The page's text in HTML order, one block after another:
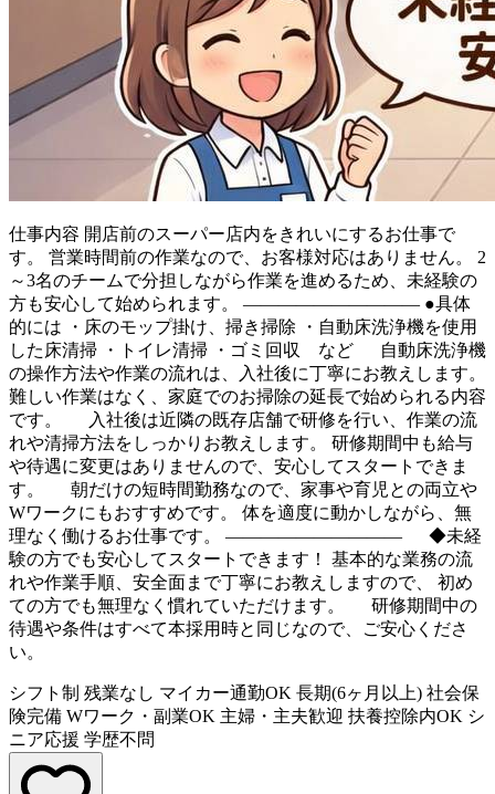
仕事内容 開店前のスーパー店内をきれいにするお仕事で
す。 営業時間前の作業なので、お客様対応はありません。 2
～3名のチームで分担しながら作業を進めるため、未経験の
方も安心して始められます。 ―――――――――― ●具体
的には ・床のモップ掛け、掃き掃除 ・自動床洗浄機を使用
した床清掃 ・トイレ清掃 ・ゴミ回収 など 自動床洗浄機
の操作方法や作業の流れは、入社後に丁寧にお教えします。
難しい作業はなく、家庭でのお掃除の延長で始められる内容
です。 入社後は近隣の既存店舗で研修を行い、作業の流
れや清掃方法をしっかりお教えします。 研修期間中も給与
や待遇に変更はありませんので、安心してスタートできま
す。 朝だけの短時間勤務なので、家事や育児との両立や
Wワークにもおすすめです。 体を適度に動かしながら、無
理なく働けるお仕事です。 ―――――――――― ◆未経
験の方でも安心してスタートできます！ 基本的な業務の流
れや作業手順、安全面まで丁寧にお教えしますので、 初め
ての方でも無理なく慣れていただけます。 研修期間中の
待遇や条件はすべて本採用時と同じなので、ご安心くださ
い。
シフト制 残業なし マイカー通勤OK 長期(6ヶ月以上) 社会保
険完備 Wワーク・副業OK 主婦・主夫歓迎 扶養控除内OK シ
ニア応援 学歴不問